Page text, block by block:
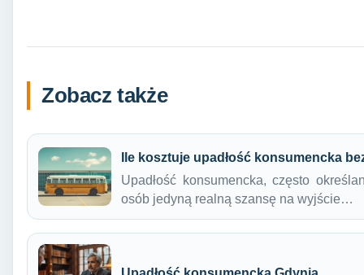
Zobacz także
Ile kosztuje upadłość konsumencka
Upadłość konsumencka, często
osób jedyną realną szansę na wyjście…